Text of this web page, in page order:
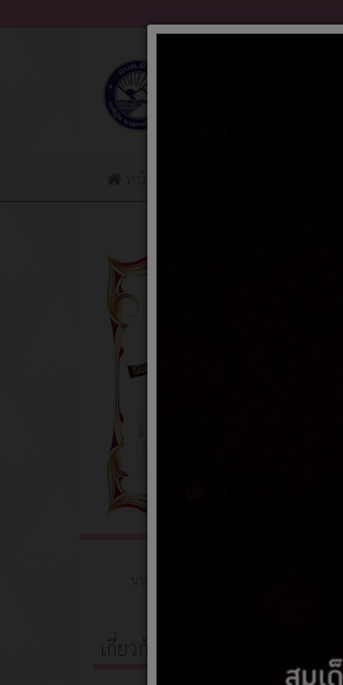
นายกองค์การบริหารส่วนตำบลพิปูน
เกี่ยวกับหน่วยงาน